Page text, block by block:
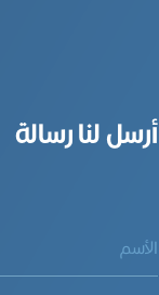
أرسل لنا رسالة